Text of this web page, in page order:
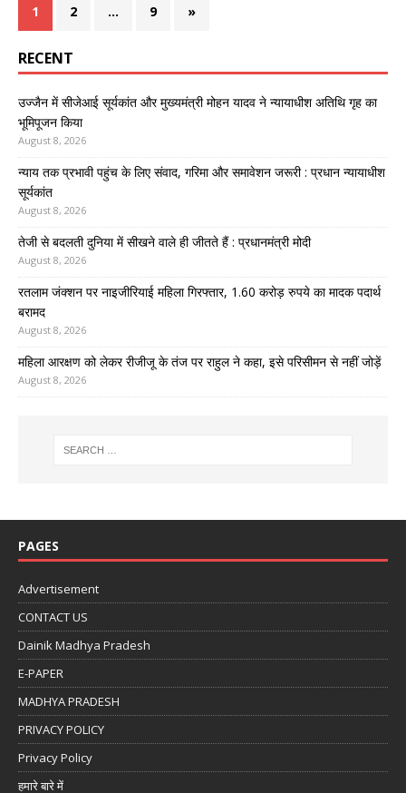
1 2 … 9 »
RECENT
उज्जैन में सीजेआई सूर्यकांत और मुख्यमंत्री मोहन यादव ने न्यायाधीश अतिथि गृह का
भूमिपूजन किया
August 8, 2026
न्याय तक प्रभावी पहुंच के लिए संवाद, गरिमा और समावेशन जरूरी : प्रधान न्यायाधीश
सूर्यकांत
August 8, 2026
तेजी से बदलती दुनिया में सीखने वाले ही जीतते हैं : प्रधानमंत्री मोदी
August 8, 2026
रतलाम जंक्शन पर नाइजीरियाई महिला गिरफ्तार, 1.60 करोड़ रुपये का मादक पदार्थ
बरामद
August 8, 2026
महिला आरक्षण को लेकर रीजीजू के तंज पर राहुल ने कहा, इसे परिसीमन से नहीं जोड़ें
August 8, 2026
PAGES
Advertisement
CONTACT US
Dainik Madhya Pradesh
E-PAPER
MADHYA PRADESH
PRIVACY POLICY
Privacy Policy
हमारे बारे में